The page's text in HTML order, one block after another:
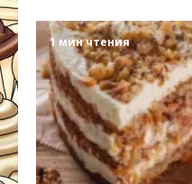
1 мин чтения